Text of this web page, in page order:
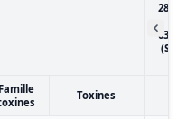
28/03/
03/04/
Famille
Toxines